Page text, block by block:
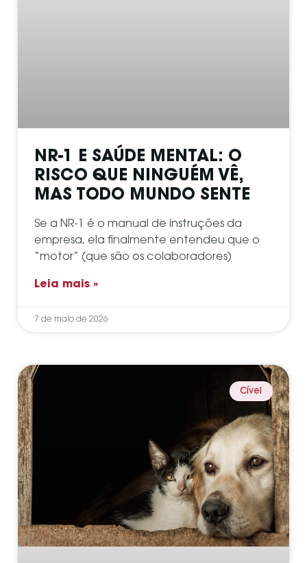
NR-1 E SAÚDE MENTAL: O
RISCO QUE NINGUÉM VÊ,
MAS TODO MUNDO SENTE
Se a NR-1 é o manual de instruções da
empresa, ela finalmente entendeu que o
“motor” (que são os colaboradores)
Leia mais »
7 de maio de 2026
Cível